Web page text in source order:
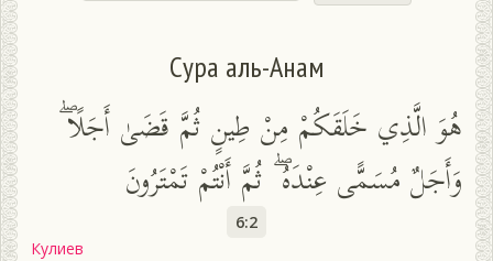
Сура аль-Анам
هُوَ الَّذِي خَلَقَكُمْ مِنْ طِينٍ ثُمَّ قَضَىٰ أَجَلًا ۖ
وَأَجَلٌ مُسَمًّى عِنْدَهُ ۖ ثُمَّ أَنْتُمْ تَمْتَرُونَ
6:2
Кулиев